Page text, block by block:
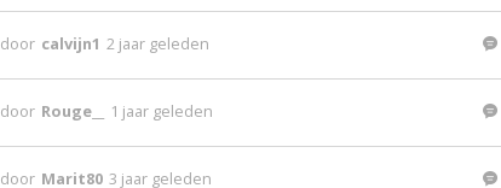
door calvijn1 2 jaar geleden
door Rouge__ 1 jaar geleden
door Marit80 3 jaar geleden